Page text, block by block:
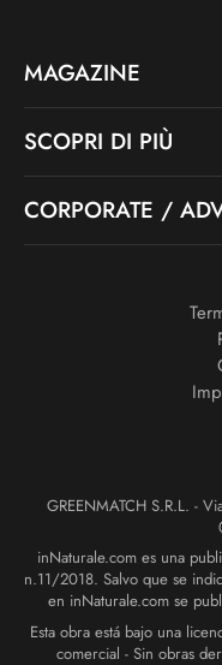
MAGAZINE
SCOPRI DI PIÙ
CORPORATE /
GREENMATCH S.R.L. -
inNaturale.com es una
n.11/2018. Salvo que se
en inNaturale.com se
Esta obra está bajo una
comercial - Sin obras